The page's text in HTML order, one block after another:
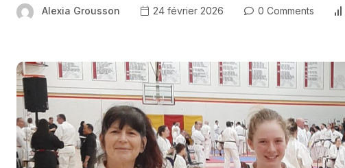
Alexia Grousson 24 février 2026 0 Comments